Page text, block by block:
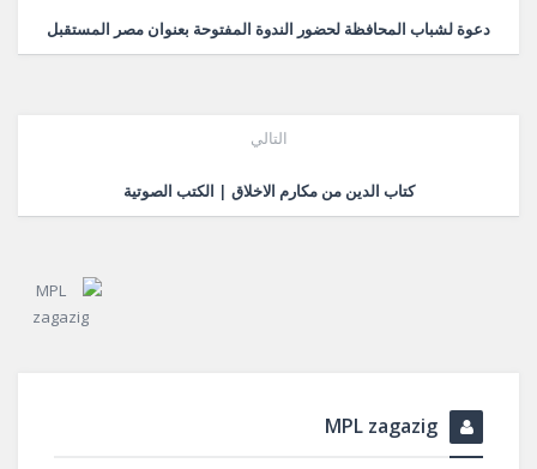
دعوة لشباب المحافظة لحضور الندوة المفتوحة بعنوان مصر المستقبل
التالي
كتاب الدين من مكارم الاخلاق | الكتب الصوتية
MPL zagazig